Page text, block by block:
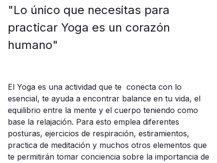
"Lo único que necesitas para
practicar Yoga es un corazón
humano"
El Yoga es una actividad que te conecta con lo
esencial, te ayuda a encontrar balance en tu vida, el
equilibrio entre la mente y el cuerpo teniendo como
base la relajación. Para esto emplea diferentes
posturas, ejercicios de respiración, estiramientos,
practica de meditación y muchos otros elementos que
te permitirán tomar conciencia sobre la importancia de